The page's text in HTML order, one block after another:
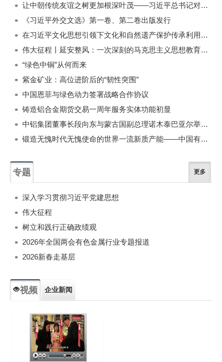
让中朝传统友谊之树更加根深叶茂——习近平总书记对朝鲜进行国事访问纪实
《习近平外交文选》第一卷、第二卷出版发行
在习近平文化思想引领下文化和自然遗产保护传承利用工作开创新局面
伟大征程丨延安整风：一次深刻的马克思主义思想教育运动
“绿色中铜”从何而来
紫金矿业：高位进阶后的“韧性突围”
中国恩菲与绿色动力签署战略合作协议
铸造铝合金期货交易一周年服务实体功能初显
中铝集团董事长段向东与蒙古国副总理诺木泰巴亚尔举行会谈
锻造无愧时代无愧使命的世界一流新质产能——中国有色金属工业的战略应对与破局之道（二）
专题 更多
深入学习贯彻习近平党建思想
伟大征程
树立和践行正确政绩观
2026年全国两会有色金属行业专题报道
2026新春走基层
视频 企业新闻